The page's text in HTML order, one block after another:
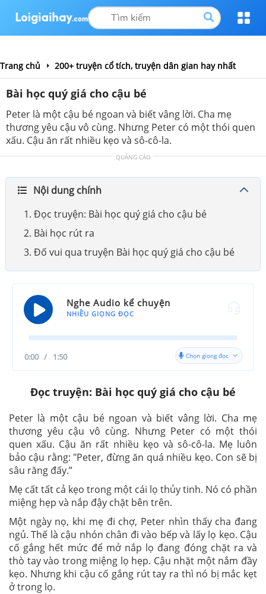
Trang chủ 200+ truyện cổ tích, truyện dân gian hay nhất
Bài học quý giá cho cậu bé
Peter là một cậu bé ngoan và biết vâng lời. Cha mẹ
thương yêu cậu vô cùng. Nhưng Peter có một thói quen
xấu. Cậu ăn rất nhiều kẹo và sô-cô-la.
QUẢNG CÁO
Nội dung chính
1. Đọc truyện: Bài học quý giá cho cậu bé
2. Bài học rút ra
3. Đố vui qua truyện Bài học quý giá cho cậu bé
0:00 / 1:50
Nghe Audio kể chuyện
NHIỀU GIỌNG ĐỌC
Chọn giọng đọc
Đọc truyện: Bài học quý giá cho cậu bé
Peter là một cậu bé ngoan và biết vâng lời. Cha mẹ
thương yêu cậu vô cùng. Nhưng Peter có một thói
quen xấu. Cậu ăn rất nhiều kẹo và sô-cô-la. Mẹ luôn
bảo cậu rằng: "Peter, đừng ăn quá nhiều kẹo. Con sẽ bị
sâu răng đấy.”
Mẹ cất tất cả kẹo trong một cái lọ thủy tinh. Nó có phần
miệng hẹp và nắp đậy chặt bên trên.
Một ngày nọ, khi mẹ đi chợ, Peter nhìn thấy cha đang
ngủ. Thế là cậu nhón chân đi vào bếp và lấy lọ kẹo. Cậu
cố gắng hết mức để mở nắp lọ đang đóng chặt ra và
thò tay vào trong miệng lọ hẹp. Cậu nhặt một nắm đầy
kẹo. Nhưng khi cậu cố gắng rút tay ra thì nó bị mắc kẹt
ở trong lọ.